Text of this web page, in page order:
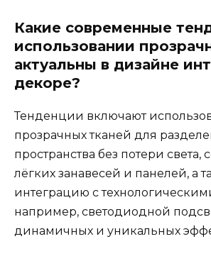
Какие современные
использовании
актуальны в дизайне
декоре?
Тенденции включают
прозрачных тканей для
пространства без потери света,
лёгких занавесей и панелей, а
интеграцию с
например, светодиодной
динамичных и уникальных